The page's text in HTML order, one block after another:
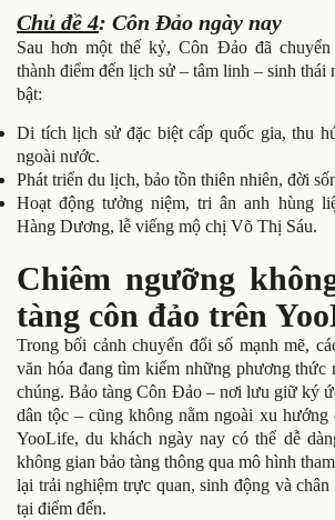
Chủ đề 4: Côn Đảo ngày nay
Sau hơn một thế kỷ, Côn Đảo đã
thành điểm đến lịch sử – tâm linh – sinh thái
bật:
Di tích lịch sử đặc biệt cấp quốc gia, thu
ngoài nước.
Phát triển du lịch, bảo tồn thiên nhiên, đời
Hoạt động tưởng niệm, tri ân anh hùng
Hàng Dương, lễ viếng mộ chị Võ Thị Sáu.
Chiêm ngưỡng
tàng côn đảo trên
Trong bối cảnh chuyển đổi số mạnh mẽ,
văn hóa đang tìm kiếm những phương thức
chúng. Bảo tàng Côn Đảo – nơi lưu giữ ký
dân tộc – cũng không nằm ngoài xu hướng
YooLife, du khách ngày nay có thể dễ
không gian bảo tàng thông qua mô hình
lại trải nghiệm trực quan, sinh động và
tại điểm đến.